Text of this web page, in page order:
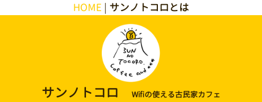
HOME | サンノトコロとは
サンノトコロ Wifiの使える古民家カフェ